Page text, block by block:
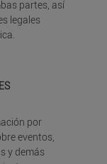
partes, así
legales
por
eventos,
y demás